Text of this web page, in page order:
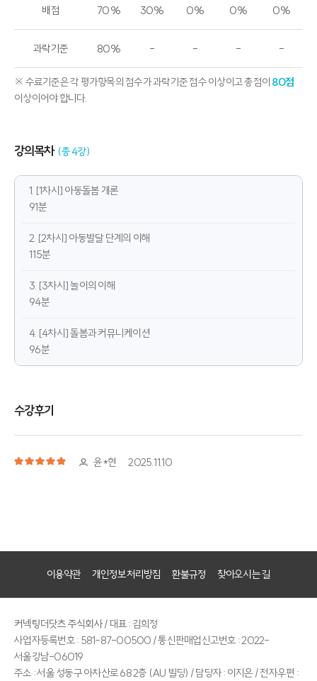
배점 70% 30% 0% 0% 0%
과락기준 80% - - - -
※ 수료기준은 각 평가항목의 점수가 과락기준 점수 이상이고 총점이 80점
이상이어야 합니다.
강의목차 (총 4강)
1. [1차시] 아동돌봄 개론
91분
2. [2차시] 아동발달 단계의 이해
115분
3. [3차시] 놀이의 이해
94분
4. [4차시] 돌봄과 커뮤니케이션
96분
이용약관 개인정보처리방침 환불규정 찾아오시는 길
커넥팅더닷츠 주식회사/ 대표 : 김희정
사업자등록번호 : 581-87-00500 / 통신판매업신고번호 : 2022-
서울강남-06019
주소 : 서울 성동구 아차산로 68 2층 (AU 빌딩) / 담당자 : 이지은 / 전자우편 :